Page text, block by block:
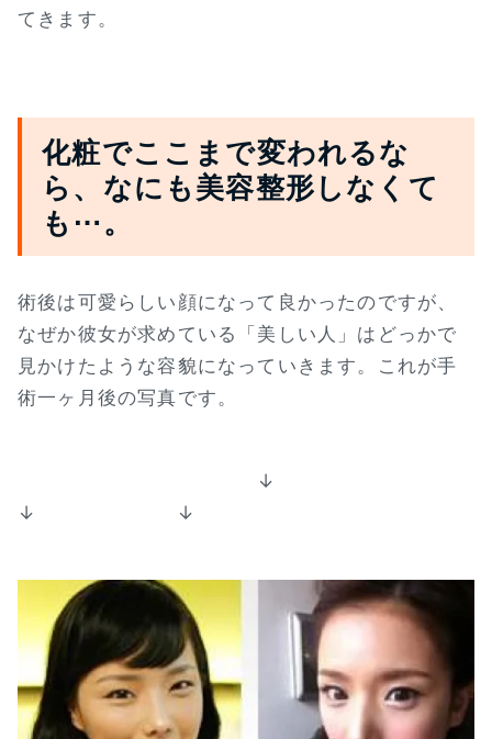
てきます。
化粧でここまで変われるな
ら、なにも美容整形しなくて
も⋯。
術後は可愛らしい顔になって良かったのですが、
なぜか彼女が求めている「美しい人」はどっかで
見かけたような容貌になっていきます。これが手
術一ヶ月後の写真です。
↓
↓ ↓